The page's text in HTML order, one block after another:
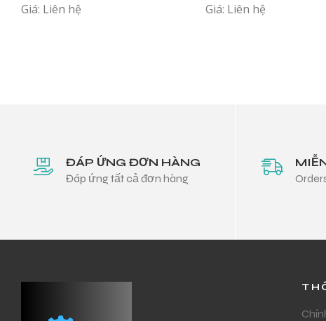
Giá: Liên hệ Giá: Liên hệ
ĐÁP ỨNG ĐƠN HÀNG
Đáp ứng tất cả đơn hàng